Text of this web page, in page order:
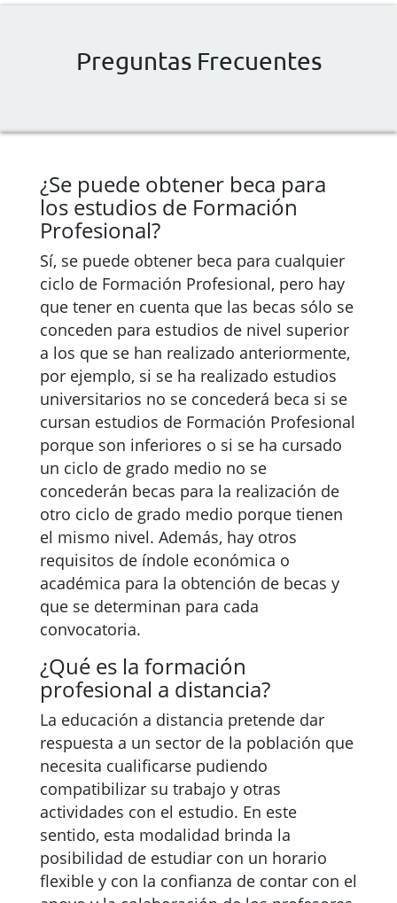
Preguntas Frecuentes
¿Se puede obtener beca para
los estudios de Formación
Profesional?
Sí, se puede obtener beca para cualquier
ciclo de Formación Profesional, pero hay
que tener en cuenta que las becas sólo se
conceden para estudios de nivel superior
a los que se han realizado anteriormente,
por ejemplo, si se ha realizado estudios
universitarios no se concederá beca si se
cursan estudios de Formación Profesional
porque son inferiores o si se ha cursado
un ciclo de grado medio no se
concederán becas para la realización de
otro ciclo de grado medio porque tienen
el mismo nivel. Además, hay otros
requisitos de índole económica o
académica para la obtención de becas y
que se determinan para cada
convocatoria.
¿Qué es la formación
profesional a distancia?
La educación a distancia pretende dar
respuesta a un sector de la población que
necesita cualificarse pudiendo
compatibilizar su trabajo y otras
actividades con el estudio. En este
sentido, esta modalidad brinda la
posibilidad de estudiar con un horario
flexible y con la confianza de contar con el